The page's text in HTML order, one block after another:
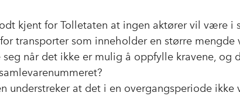
kjent for Tolletaten at ingen aktører vil være i
transporter som inneholder en større
når det ikke er mulig å oppfylle kravene, og
understreker at det i en overgangsperiode